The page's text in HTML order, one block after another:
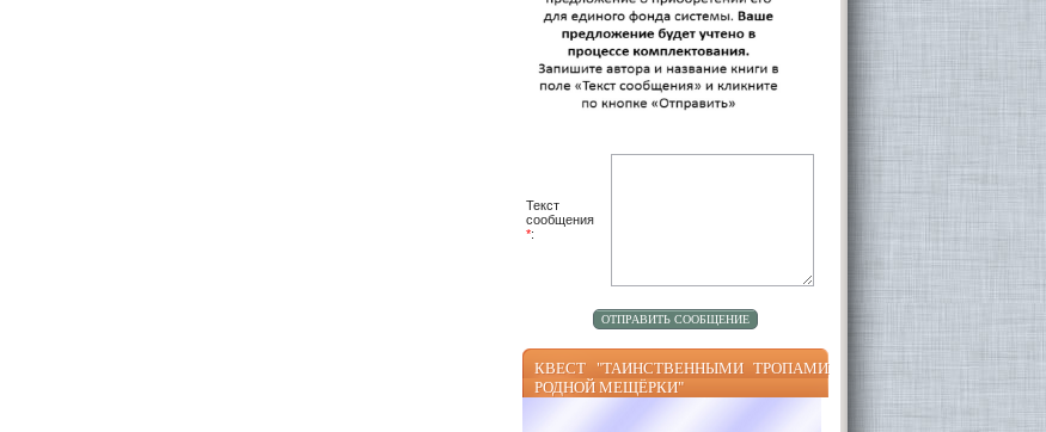
Текст
сообщения
*:
КВЕСТ "ТАИНСТВЕННЫМИ ТРОПАМИ
РОДНОЙ МЕЩЁРКИ"